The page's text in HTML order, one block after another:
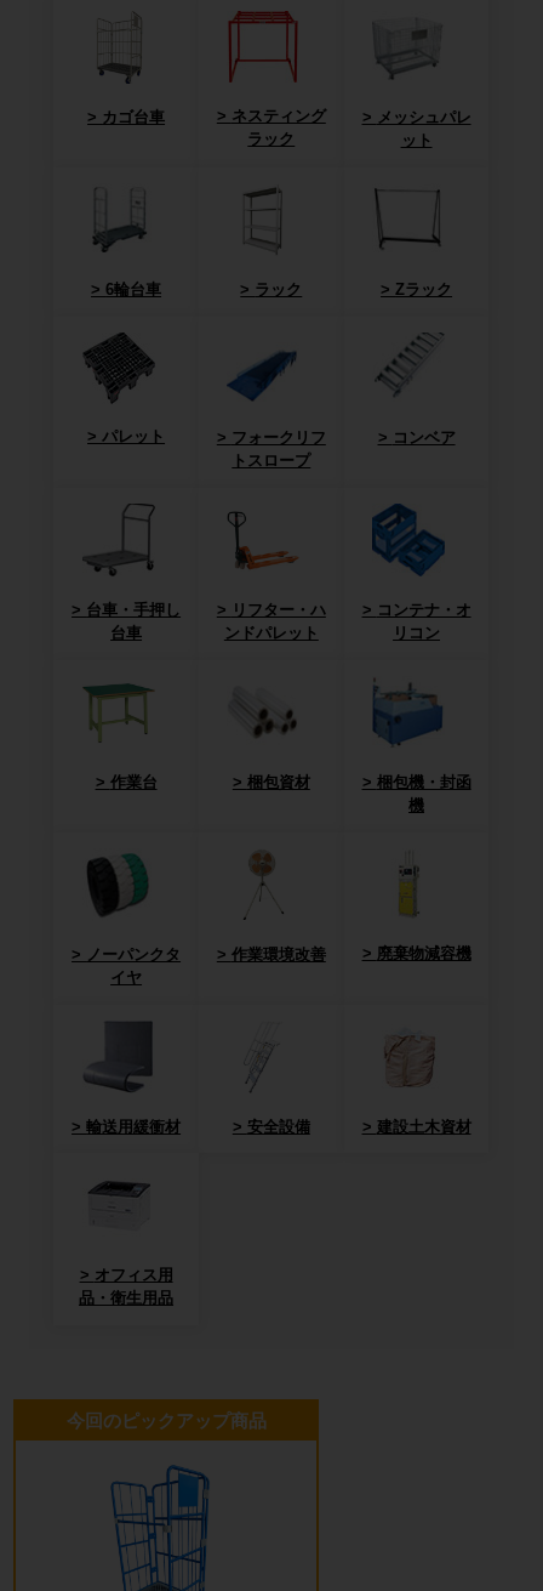
カゴ台車
ネスティング
ラック
メッシュパレ
ット
6輪台車 ラック Zラック
パレット
フォークリフ
トスロープ
コンベア
台車・手押し
台車
リフター・ハ
ンドパレット
コンテナ・オ
リコン
作業台 梱包資材
梱包機・封函
機
ノーパンクタ
イヤ
作業環境改善 廃棄物減容機
輸送用緩衝材 安全設備 建設土木資材
オフィス用
品・衛生用品
今回のピックアップ商品